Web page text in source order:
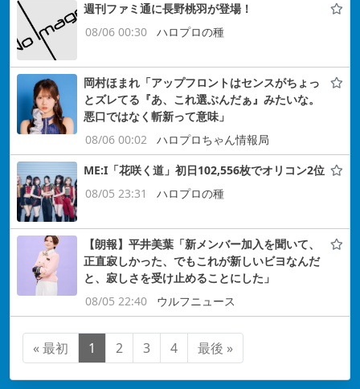
週刊ファミ通に長野桃羽が登場！
08/06 00:30
ハロプロの種
岡村ほまれ「アップフロントはセンスがちょっ
とズレてる『あ、これ選ぶんだぁ』みたいな。
悪口ではなく斬新って意味」
08/06 00:02
ハロプロちゃん情報局
ME:I「花咲く道」初日102,556枚でオリコン2位
08/05 23:31
ハロプロの種
【朗報】平井美葉「新メンバー加入を聞いて、
正直寂しかった、でもこれが新しいビヨなんだ
と、寂しさを受け止めることにした」
08/05 22:40
ウルフニュース
« 最初 1 2 3 4 最後 »